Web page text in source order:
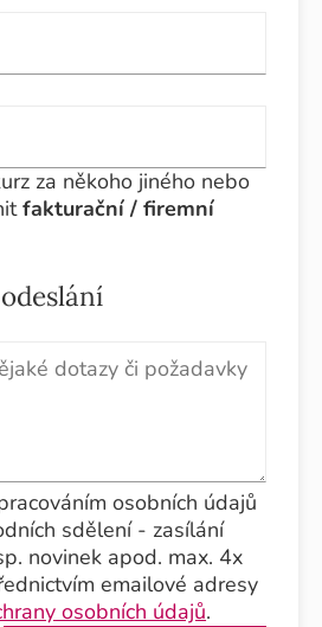
za někoho jiného nebo
fakturační / firemní
osobních údajů
sdělení - zasílání
novinek apod. max. 4x
emailové adresy
osobních údajů.